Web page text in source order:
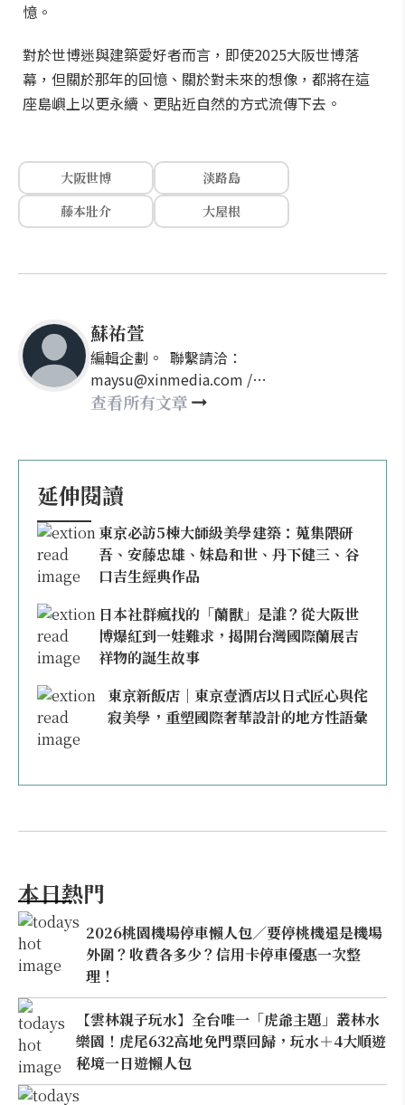
憶。
對於世博迷與建築愛好者而言，即使2025大阪世博落
幕，但關於那年的回憶、關於對未來的想像，都將在這
座島嶼上以更永續、更貼近自然的方式流傳下去。
大阪世博
淡路島
藤本壯介
大屋根
蘇祐萱
編輯企劃。 聯繫請洽：
maysu@xinmedia.com /
may860527@gmail.com
查看所有文章
延伸閱讀
東京必訪5棟大師級美學建築：蒐集隈研
吾、安藤忠雄、妹島和世、丹下健三、谷
口吉生經典作品
日本社群瘋找的「蘭獸」是誰？從大阪世
博爆紅到一娃難求，揭開台灣國際蘭展吉
祥物的誕生故事
東京新飯店｜東京壹酒店以日式匠心與侘
寂美學，重塑國際奢華設計的地方性語彙
本日熱門
2026桃園機場停車懶人包／要停桃機還是機場
外圍？收費各多少？信用卡停車優惠一次整
理！
【雲林親子玩水】全台唯一「虎爺主題」叢林水
樂園！虎尾632高地免門票回歸，玩水＋4大順遊
秘境一日遊懶人包